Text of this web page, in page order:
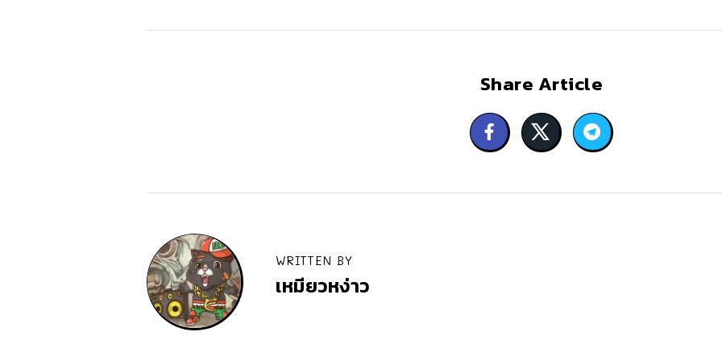
Share Article
WRITTEN BY
เหมียวหง่าว